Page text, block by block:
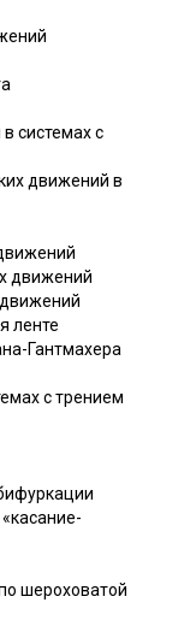
системах с
движений в
движений
ленте
Гантмахера
с трением
шероховатой